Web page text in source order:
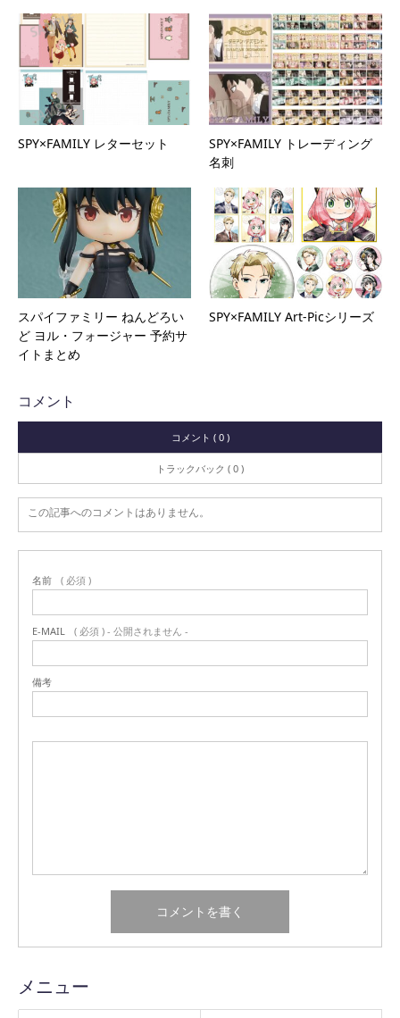
SPY×FAMILY レターセット
SPY×FAMILY トレーディング
名刺
スパイファミリー ねんどろい
ど ヨル・フォージャー 予約サ
イトまとめ
SPY×FAMILY Art-Picシリーズ
コメント
コメント ( 0 )
トラックバック ( 0 )
この記事へのコメントはありません。
名前 ( 必須 )
E-MAIL ( 必須 ) - 公開されません -
備考
メニュー